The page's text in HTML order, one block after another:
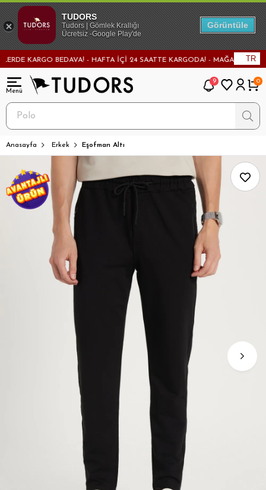
KARGO BEDAVA! - HAFTA İÇİ 24 SAATTE KARGODA! - MAĞAZADAN TR
9 0
Anasayfa Erkek Eşofman Altı
TUDORS
Tudors | Gömlek Krallığı
Ücretsiz -Google Play'de
Görüntüle